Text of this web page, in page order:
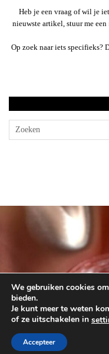
Heb je een vraag of wil je
nieuwste artikel, stuur me een
Op zoek naar iets specifieks?
Catrice
We gebruiken cookies
bieden.
Je kunt meer te weten
of ze uitschakelen in
Accepteer